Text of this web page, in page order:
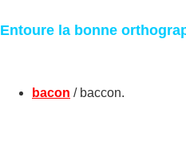
Entoure la bonne
bacon / baccon.